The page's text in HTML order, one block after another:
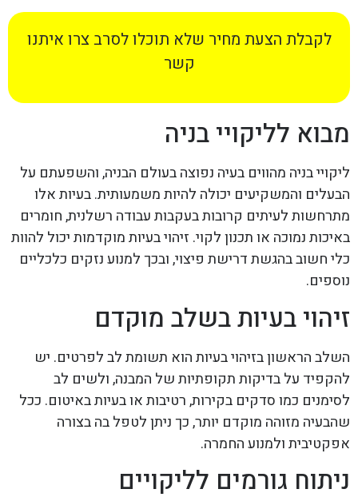
לקבלת הצעת מחיר שלא תוכלו לסרב צרו איתנו
קשר
מבוא לליקויי בניה
ליקויי בניה מהווים בעיה נפוצה בעולם הבניה, והשפעתם על
הבעלים והמשקיעים יכולה להיות משמעותית. בעיות אלו
מתרחשות לעיתים קרובות בעקבות עבודה רשלנית, חומרים
באיכות נמוכה או תכנון לקוי. זיהוי בעיות מוקדמות יכול להוות
כלי חשוב בהגשת דרישת פיצוי, ובכך למנוע נזקים כלכליים
נוספים.
זיהוי בעיות בשלב מוקדם
השלב הראשון בזיהוי בעיות הוא תשומת לב לפרטים. יש
להקפיד על בדיקות תקופתיות של המבנה, ולשים לב
לסימנים כמו סדקים בקירות, רטיבות או בעיות באיטום. ככל
שהבעיה מזוהה מוקדם יותר, כך ניתן לטפל בה בצורה
אפקטיבית ולמנוע החמרה.
ניתוח גורמים לליקויים